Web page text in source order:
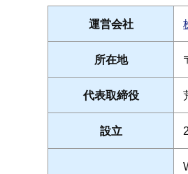
運営会社
所在地
代表取締役
設立